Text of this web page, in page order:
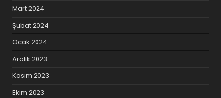
Mart 2024
Şubat 2024
Ocak 2024
Aralık 2023
Kasım 2023
Ekim 2023